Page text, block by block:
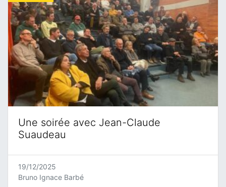
Une soirée avec Jean-Claude
Suaudeau
19/12/2025
Bruno Ignace Barbé